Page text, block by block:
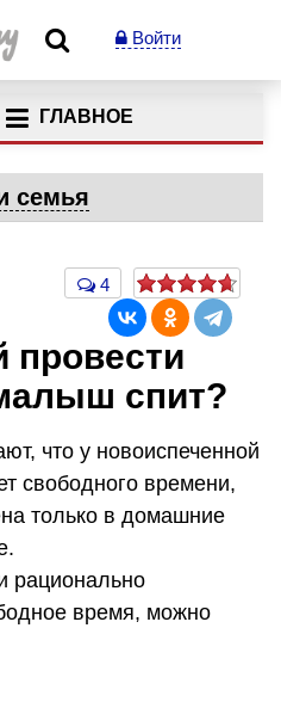
Войти
ГЛАВНОЕ
семья
4
провести
спит?
что у новоиспеченной
свободного времени,
только в домашние
рационально
время, можно